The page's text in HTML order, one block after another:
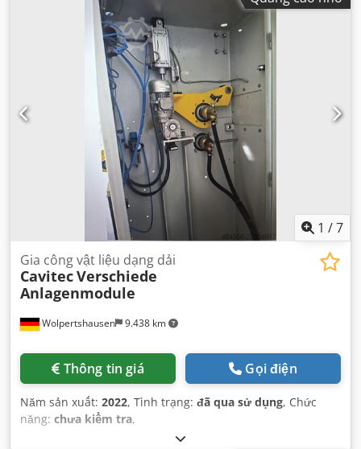
1 /7
Wolpertshausen 9.438 km
Gia công vật liệu dạng dải
CavitecVerschiede
Anlagenmodule
Thông tin giá Gọi điện
Năm sản xuất: 2022, Tình trạng: đã qua sử dụng, Chức
năng: chưa kiểm tra,